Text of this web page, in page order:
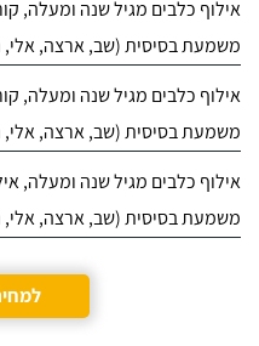
אילוף כלבים מגיל שנה ומעלה,
משמעת בסיסית (שב, ארצה, אלי,
אילוף כלבים מגיל שנה ומעלה,
משמעת בסיסית (שב, ארצה, אלי,
אילוף כלבים מגיל שנה ומעלה,
משמעת בסיסית (שב, ארצה, אלי,